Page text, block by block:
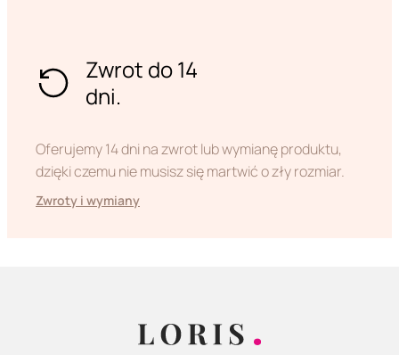
Zwrot do 14
dni.
Oferujemy 14 dni na zwrot lub wymianę produktu,
dzięki czemu nie musisz się martwić o zły rozmiar.
Zwroty i wymiany